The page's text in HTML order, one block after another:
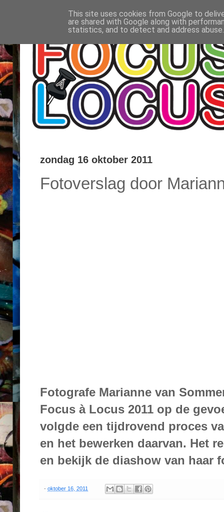
zondag 16 oktober 2011
Fotoverslag door
Fotografe Marianne van
Focus à Locus 2011 op de
volgde een tijdrovend proces
en het bewerken daarvan. Het
en bekijk de diashow van haar
- oktober 16, 2011
This site uses cookies from Google to
are shared with Google along with
statistics, and to detect and address abuse.